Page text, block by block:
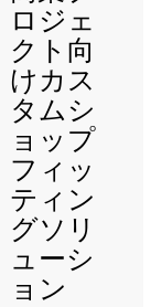
ロジェ
クト向
けカス
タムシ
ョップ
フィッ
ティン
グソリ
ューシ
ョン